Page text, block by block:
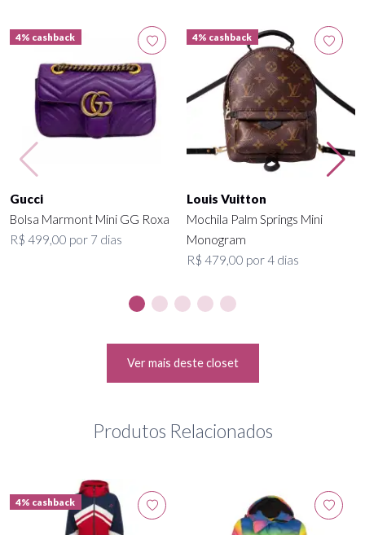
4% cashback
Gucci
Bolsa Marmont Mini GG Roxa
R$ 499,00 por 7 dias
4% cashback
Louis Vuitton
Mochila Palm Springs Mini
Monogram
R$ 479,00 por 4 dias
Ver mais deste closet
Produtos Relacionados
4% cashback